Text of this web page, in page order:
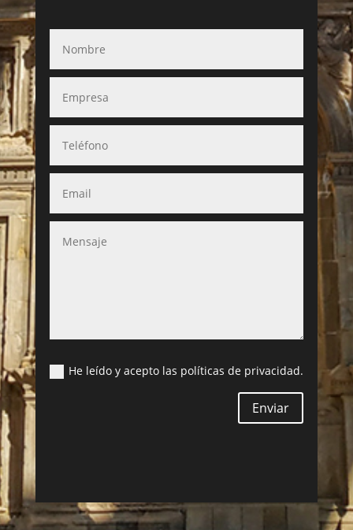
He leído y acepto las políticas de privacidad.
Enviar